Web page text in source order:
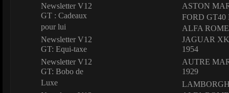
Newsletter V12
GT : Cadeaux
pour lui
Newsletter V12
GT: Equi-taxe
Newsletter V12
GT: Bobo de
Luxe
ASTON
FORD GT40
ALFA
JAGUAR XK
1954
AUTRE
1929